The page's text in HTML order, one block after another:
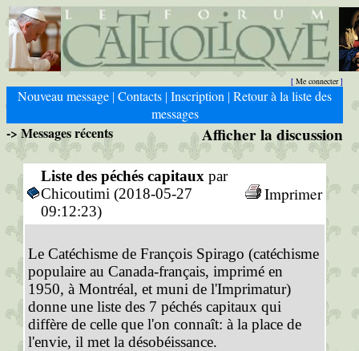
[ Me connecter]
Nouveau message | Contacts | Inscription | Retour à la liste des
messages
-> Messages récents Afficher la discussion
Liste des péchés capitaux par
Chicoutimi (2018-05-27
09:12:23)
Imprimer
Le Catéchisme de François Spirago (catéchisme
populaire au Canada-français, imprimé en
1950, à Montréal, et muni de l'Imprimatur)
donne une liste des 7 péchés capitaux qui
diffère de celle que l'on connaît: à la place de
l'envie, il met la désobéissance.